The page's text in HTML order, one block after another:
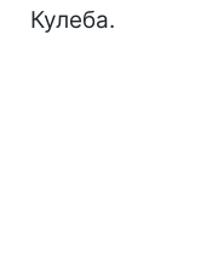
Кулеба.